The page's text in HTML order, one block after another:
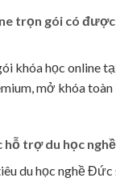
trọn gói có
khóa học online
mở khóa
hỗ trợ du học
du học nghề